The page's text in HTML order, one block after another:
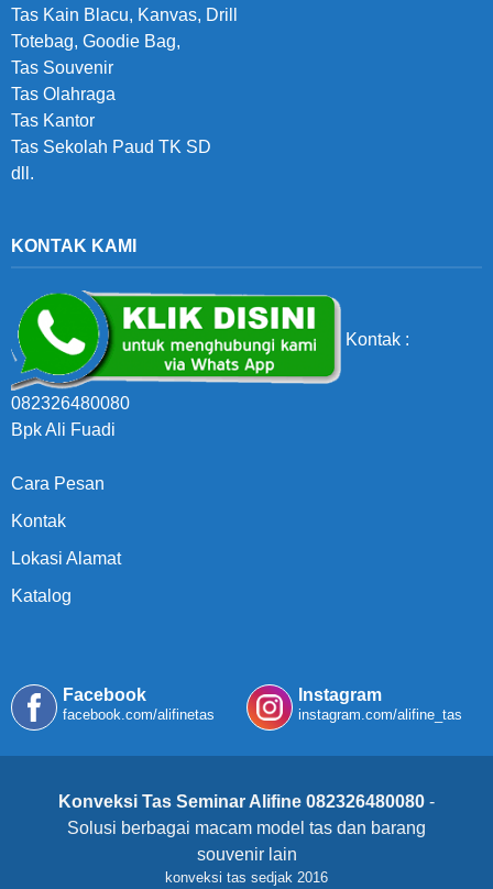
Tas Kain Blacu, Kanvas, Drill
Totebag, Goodie Bag,
Tas Souvenir
Tas Olahraga
Tas Kantor
Tas Sekolah Paud TK SD
dll.
KONTAK KAMI
Kontak :
082326480080
Bpk Ali Fuadi
Cara Pesan
Kontak
Lokasi Alamat
Katalog
Facebook
facebook.com/alifinetas
Instagram
instagram.com/alifine_tas
Konveksi Tas Seminar Alifine 082326480080 -
Solusi berbagai macam model tas dan barang
souvenir lain
konveksi tas sedjak 2016